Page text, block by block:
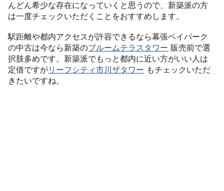
んどん希少な存在になっていくと思うので、新築派の方
は一度チェックいただくことをおすすめします。
駅距離や都内アクセスが許容できるなら幕張ベイパーク
の中古は今なら新築のブルームテラスタワー 販売前で選
択肢多めです。新築派でもっと都内に近い方がいい人は
定借ですがリーフシティ市川ザタワー もチェックいただ
きたいですね。